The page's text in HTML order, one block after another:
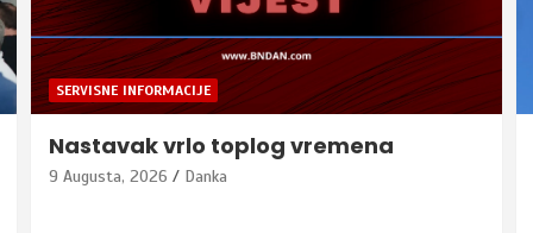
SERVISNE INFORMACIJE
Nastavak vrlo toplog vremena
9 Augusta, 2026 Danka